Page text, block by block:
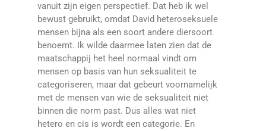
vanuit zijn eigen perspectief. Dat heb ik wel
bewust gebruikt, omdat David heteroseksuele
mensen bijna als een soort andere diersoort
benoemt. Ik wilde daarmee laten zien dat de
maatschappij het heel normaal vindt om
mensen op basis van hun seksualiteit te
categoriseren, maar dat gebeurt voornamelijk
met de mensen van wie de seksualiteit niet
binnen die norm past. Dus alles wat niet
hetero en cis is wordt een categorie. En